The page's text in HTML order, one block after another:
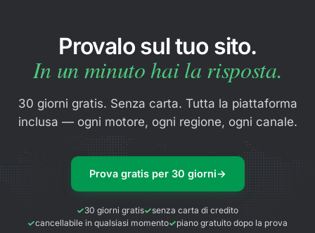
Provalo sul tuo sito.
In un minuto hai la risposta.
30 giorni gratis. Senza carta. Tutta la piattaforma
inclusa — ogni motore, ogni regione, ogni canale.
Prova gratis per 30 giorni→
30 giorni gratis
senza carta di credito
cancellabile in qualsiasi momento
piano gratuito dopo la prova